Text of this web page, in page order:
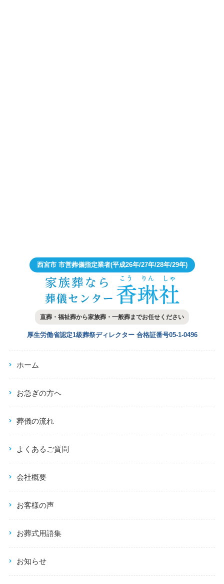
西宮市 市営葬儀指定業者(平成26年/27年/28年/29年)
直葬・福祉葬から家族葬・一般葬までお任せください
厚生労働省認定1級葬祭ディレクター 合格証番号05-1-0496
ホーム
お急ぎの方へ
葬儀の流れ
よくあるご質問
会社概要
お客様の声
お葬式用語集
お知らせ